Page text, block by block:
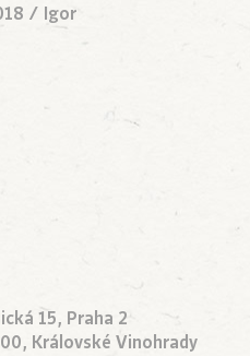
/ Igor
15, Praha 2
Královské Vinohrady